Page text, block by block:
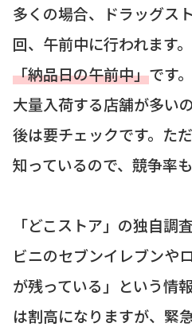
多くの場合、ドラッグス
回、午前中に行われます。
「納品日の午前中」です
大量入荷する店舗が多い
後は要チェックです。た
知っているので、競争率
「どこストア」の独自調
ビニのセブンイレブンや
が残っている」という情
は割高になりますが、緊